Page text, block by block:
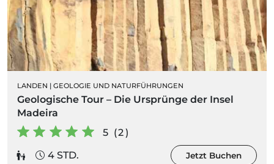
LANDEN | GEOLOGIE UND NATURFÜHRUNGEN
Geologische Tour – Die Ursprünge der Insel
Madeira
5 (2)
4 STD.
Jetzt Buchen